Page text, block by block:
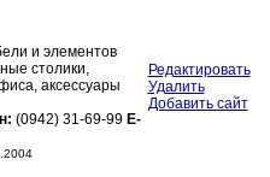
и элементов
столики,
аксессуары
(0942) 31-69-99 E-
Редактировать
Удалить
Добавить сайт